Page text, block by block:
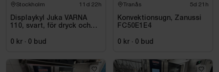
Stockholm 11d 22h
Displaykyl Juka VARNA
110, svart, för dryck och
0 kr · 0 bud
Tranås 5d 21h
Konvektionsugn, Zanussi
FC50E1E4
0 kr · 0 bud